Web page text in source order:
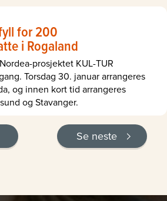
for 200
i Rogaland
prosjektet KUL-TUR
Torsdag 30. januar arrangeres
og innen kort tid arrangeres
og Stavanger.
Se neste